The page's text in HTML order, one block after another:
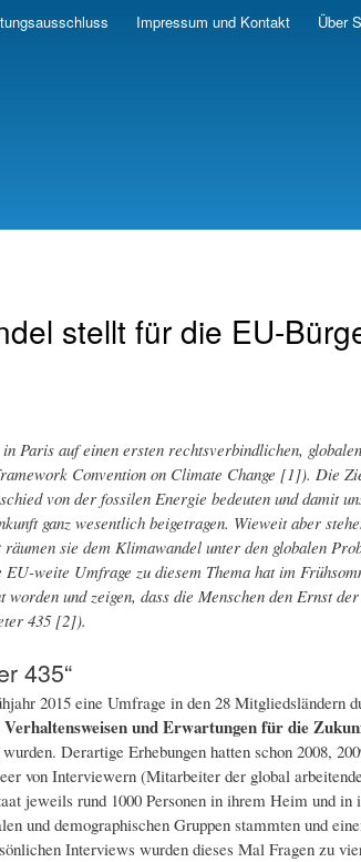
Impressum und Kontakt Über
stellt für die EU-
in Paris auf einen ersten rechtsverbindlichen,
Convention on Climate Change [1]). Die
von der fossilen Energie bedeuten und damit
ganz wesentlich beigetragen. Wieweit aber
sie dem Klimawandel unter den globalen
weite Umfrage zu diesem Thema hat im
und zeigen, dass die Menschen den Ernst
435 [2]).
435“
2015 eine Umfrage in den 28 Mitgliedsländern
und Erwartungen für die
Derartige Erhebungen hatten schon 2008,
von Interviewern (Mitarbeiter der global
jeweils rund 1000 Personen in ihrem Heim und in
und demographischen Gruppen stammten und
Interviews wurden dieses Mal Fragen zu